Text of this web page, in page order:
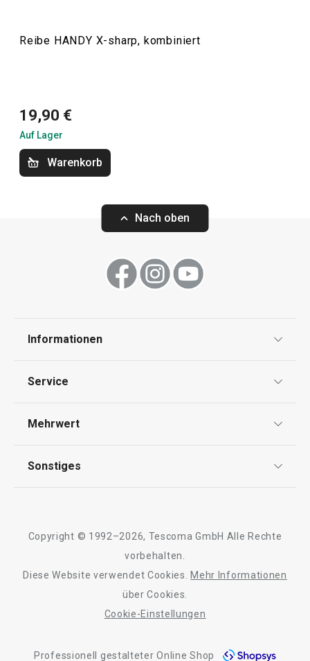
Küchenutensilien und Gadgets
Versandkostenfrei
49,90 €
Warenkorb Warenkorb
Reibe HANDY X-sharp, kombiniert
19,90 €
Auf Lager
Warenkorb
Nach oben
Informationen
Impressum
Service
Kontaktformular
Mehrwert
Qualität
Sonstiges
Barrierefreiheit
Copyright © 1992–2026, Tescoma GmbH Alle Rechte
vorbehalten.
Diese Website verwendet Cookies.
Mehr Informationen
über Cookies.
Cookie-Einstellungen
Professionell gestalteter Online Shop